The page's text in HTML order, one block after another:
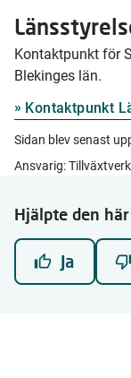
Kontaktpunkt för
Blekinges län.
Kontaktpunkt
Sidan blev senast
Ansvarig:
Hjälpte den
Ja